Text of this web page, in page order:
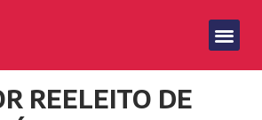
REELEITO DE